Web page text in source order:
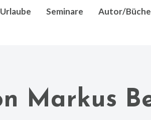
Urlaube Seminare Autor/
Markus